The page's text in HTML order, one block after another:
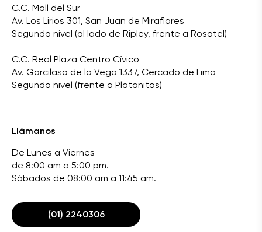
C.C. Mall del Sur
Av. Los Lirios 301, San Juan de Miraflores
Segundo nivel (al lado de Ripley, frente a Rosatel)
C.C. Real Plaza Centro Cívico
Av. Garcilaso de la Vega 1337, Cercado de Lima
Segundo nivel (frente a Platanitos)
Llámanos
De Lunes a Viernes
de 8:00 am a 5:00 pm.
Sábados de 08:00 am a 11:45 am.
(01) 2240306